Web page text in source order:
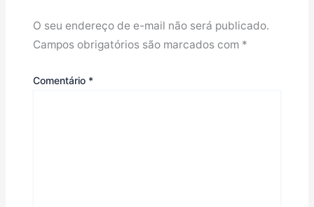
O seu endereço de e-mail não será publicado.
Campos obrigatórios são marcados com *
Comentário *